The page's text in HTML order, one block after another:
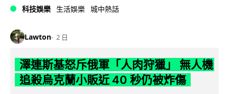
科技娛樂 生活娛樂 城中熱話
Lawton 2 日
澤連斯基怒斥俄軍「人肉狩獵」 無人機
追殺烏克蘭小販近 40 秒仍被炸傷